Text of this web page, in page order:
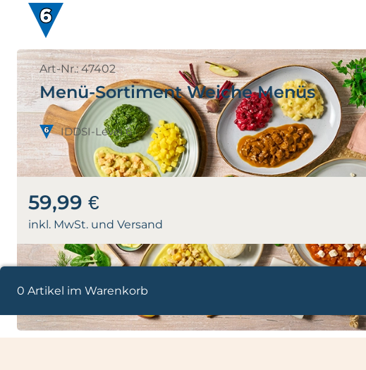
Art-Nr.: 47402
Menü-Sortiment Weiche Menüs
IDDSI-Level 6
59,99 €
inkl. MwSt. und Versand
0 Artikel im Warenkorb